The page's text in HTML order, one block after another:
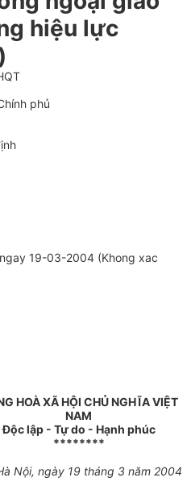
hiệu lực
phủ
19-03-2004 (Khong xac
HOÀ XÃ HỘI CHỦ NGHĨA VIỆT
NAM
Độc lập - Tự do - Hạnh phúc
********
Nội, ngày 19 tháng 3 năm 2004